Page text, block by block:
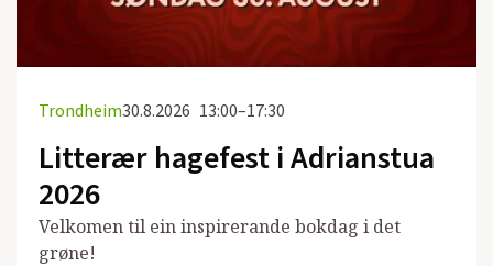
Trondheim30.8.2026 13:00–17:30
Litterær hagefest i Adrianstua
2026
Velkomen til ein inspirerande bokdag i det
grøne!